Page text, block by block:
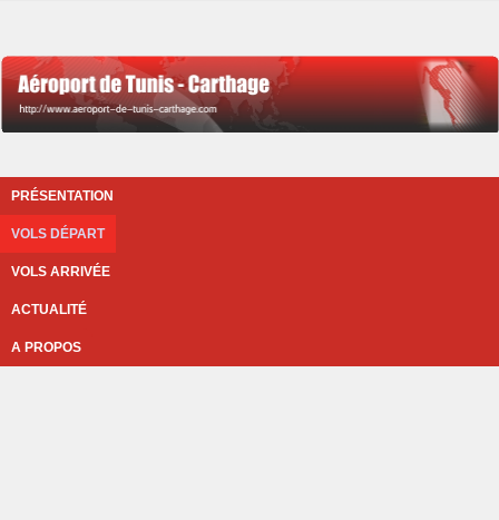
PRÉSENTATION
VOLS DÉPART
VOLS ARRIVÉE
ACTUALITÉ
A PROPOS